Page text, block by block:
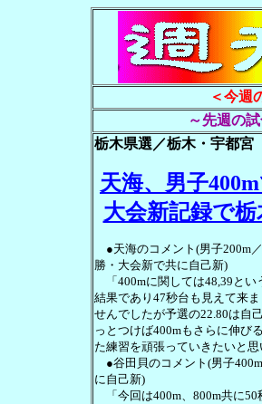
＜今週
～先週の
栃木県選／栃木・宇都宮
天海、男子
大会新記録で
●天海のコメント(男子200m
勝・大会新で共に自己新)
「400mに関しては48,39とい
結果であり47秒台も見えて来
せんでしたが予選の22.80は自
っとつけば400mもさらに伸び
た練習を頑張っていきたいと思
●谷田貝のコメント(男子
に自己新)
「今回は400m、800m共に50